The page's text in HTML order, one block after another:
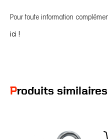
Pour toute information
ici !
Produits similaires